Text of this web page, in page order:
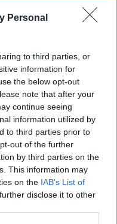
Personal
to third parties, or
information for
the below opt-out
note that after your
continue seeing
information utilized by
to third parties prior to
out of the further
by third parties on the
This information may
on the IAB’s List of
disclose it to other
4 de junho, com o
anos desta coletividade
foi fundada após a
que dividiu a
Regenerador e
Portugal, dividindo
(PDF)
Descargar